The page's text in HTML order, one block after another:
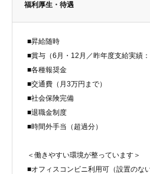
福利厚生・待遇
■昇給随時
■賞与（6月・12月／昨年度支給実績：
■各種報奨金
■交通費（月3万円まで）
■社会保険完備
■退職金制度
■時間外手当（超過分）
＜働きやすい環境が整っています＞
■オフィスコンビニ利用可（設置のな